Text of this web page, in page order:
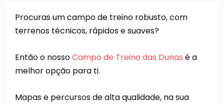
Procuras um campo de treino robusto, com
terrenos técnicos, rápidos e suaves?
Então o nossoCampo de Treino das Dunas é a
melhor opção para ti.
Mapas e percursos de alta qualidade, na sua